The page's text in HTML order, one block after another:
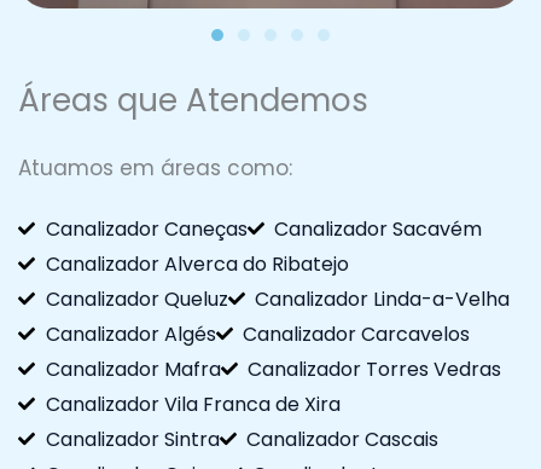
Áreas que Atendemos
Atuamos em áreas como:
Canalizador Caneças
Canalizador Sacavém
Canalizador Alverca do Ribatejo
Canalizador Queluz
Canalizador Linda-a-Velha
Canalizador Algés
Canalizador Carcavelos
Canalizador Mafra
Canalizador Torres Vedras
Canalizador Vila Franca de Xira
Canalizador Sintra
Canalizador Cascais